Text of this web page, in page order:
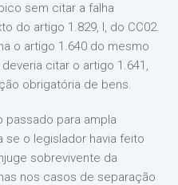
sem citar a falha
do artigo 1.829, I, do CC02.
o artigo 1.640 do mesmo
citar o artigo 1.641,
obrigatória de bens.
passado para ampla
se o legislador havia feito
sobrevivente da
nos casos de separação